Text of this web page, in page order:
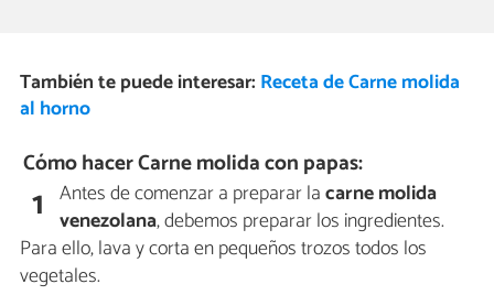
También te puede interesar: Receta de Carne molida
al horno
Cómo hacer Carne molida con papas:
1 Antes de comenzar a preparar lacarne molida
venezolana, debemos preparar los ingredientes.
Para ello, lava y corta en pequeños trozos todos los
vegetales.